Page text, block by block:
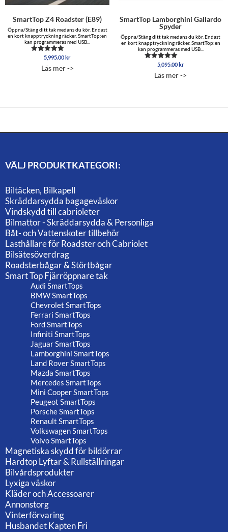
SmartTop Z4 Roadster (E89)
Öppna/Stäng ditt tak medans du kör. Endast
en kort knapptryckning räcker. SmartTop:en
kan programmeras med USB...
Betygsatt
av 5
5,995.00kr
Läs mer ->
SmartTop Lamborghini Gallardo
Spyder
Öppna/Stäng ditt tak medans du kör. Endast
en kort knapptryckning räcker. SmartTop:en
kan programmeras med USB...
Betygsatt
av 5
5,095.00kr
Läs mer ->
VÄLJ PRODUKTKATEGORI:
Biltäcken, Bilkapell
Skräddarsydda bagageväskor
Vindskydd till cabrioleter
Bilmattor - Skräddarsydda & Personliga
Båt- och Vattenskoter tillbehör
Lasthållare för Roadster och Cabriolet
Bilsätesöverdrag
Roadsterbågar & Störtbågar
Smart Top Fjärröppnare tak
Audi SmartTops
BMW SmartTops
Chevrolet SmartTops
Ferrari SmartTops
Ford SmartTops
Infiniti SmartTops
Jaguar SmartTops
Lamborghini SmartTops
Land Rover SmartTops
Mazda SmartTops
Mercedes SmartTops
Mini Cooper SmartTops
Peugeot SmartTops
Porsche SmartTops
Renault SmartTops
Volkswagen SmartTops
Volvo SmartTops
Magnetiska skydd för bildörrar
Hardtop Lyftar & Rullställningar
Bilvårdsprodukter
Lyxiga väskor
Kläder och Accessoarer
Annonstorg
Vinterförvaring
Husbandet Kapten Fri